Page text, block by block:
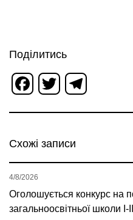
Поділитись
Facebook
Twitter
Схожі записи
Оголошується конкурс на
загальноосвітньої школи І-
4/8/2026